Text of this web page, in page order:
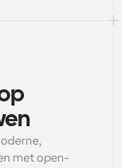
met open-